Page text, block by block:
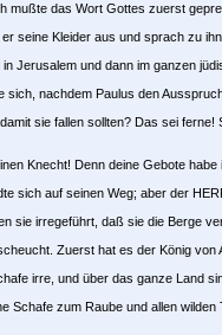
mußte das Wort Gottes zuerst
seine Kleider aus und sprach zu
Jerusalem und dann im ganzen
nachdem Paulus den
sie fallen sollten? Das sei
Knecht! Denn deine Gebote
sich auf seinen Weg; aber der
sie irregeführt, daß sie die Berge
Zuerst hat es der König
irre, und über das ganze Land
Schafe zum Raube und allen